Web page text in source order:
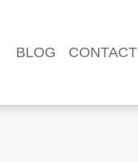
Navigation
BLOG CONTACT